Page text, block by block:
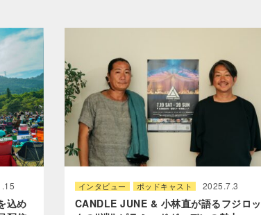
込め
インタビュー ポッドキャスト 2025.7.3
CANDLE JUNE & 小林直が語るフジロッ